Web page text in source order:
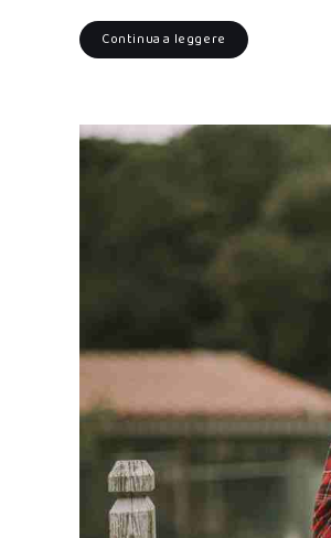
Continua a leggere